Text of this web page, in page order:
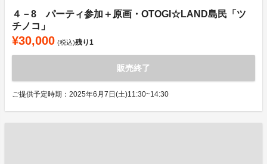
４－8 パーティ参加＋原画・OTOGI☆LAND島民「ツ
チノコ」
¥30,000 (税込)残り1
販売終了
ご提供予定時期：2025年6月7日(土)11:30~14:30